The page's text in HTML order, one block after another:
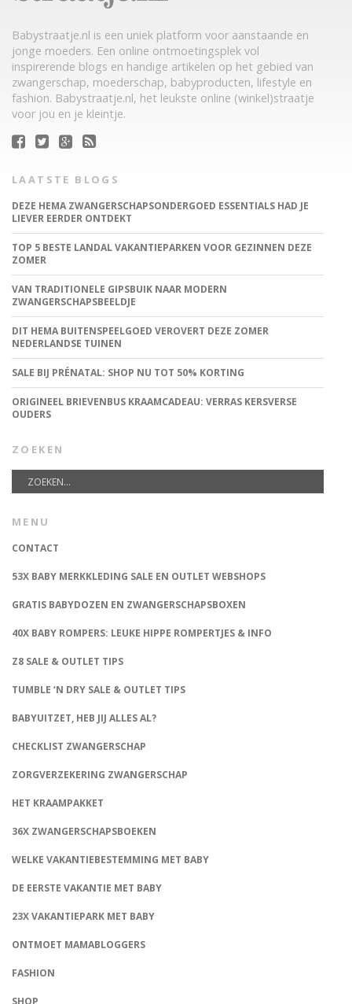
Babystraatje.nl is een uniek platform voor aanstaande en
jonge moeders. Een online ontmoetingsplek vol
inspirerende blogs en handige artikelen op het gebied van
zwangerschap, moederschap, babyproducten, lifestyle en
fashion. Babystraatje.nl, het leukste online (winkel)straatje
voor jou en je kleintje.
LAATSTE BLOGS
DEZE HEMA ZWANGERSCHAPSONDERGOED ESSENTIALS HAD JE
LIEVER EERDER ONTDEKT
TOP 5 BESTE LANDAL VAKANTIEPARKEN VOOR GEZINNEN DEZE
ZOMER
VAN TRADITIONELE GIPSBUIK NAAR MODERN
ZWANGERSCHAPSBEELDJE
DIT HEMA BUITENSPEELGOED VEROVERT DEZE ZOMER
NEDERLANDSE TUINEN
SALE BIJ PRÉNATAL: SHOP NU TOT 50% KORTING
ORIGINEEL BRIEVENBUS KRAAMCADEAU: VERRAS KERSVERSE
OUDERS
ZOEKEN
MENU
CONTACT
53X BABY MERKKLEDING SALE EN OUTLET WEBSHOPS
GRATIS BABYDOZEN EN ZWANGERSCHAPSBOXEN
40X BABY ROMPERS: LEUKE HIPPE ROMPERTJES & INFO
Z8 SALE & OUTLET TIPS
TUMBLE ‘N DRY SALE & OUTLET TIPS
BABYUITZET, HEB JIJ ALLES AL?
CHECKLIST ZWANGERSCHAP
ZORGVERZEKERING ZWANGERSCHAP
HET KRAAMPAKKET
36X ZWANGERSCHAPSBOEKEN
WELKE VAKANTIEBESTEMMING MET BABY
DE EERSTE VAKANTIE MET BABY
23X VAKANTIEPARK MET BABY
ONTMOET MAMABLOGGERS
FASHION
SHOP